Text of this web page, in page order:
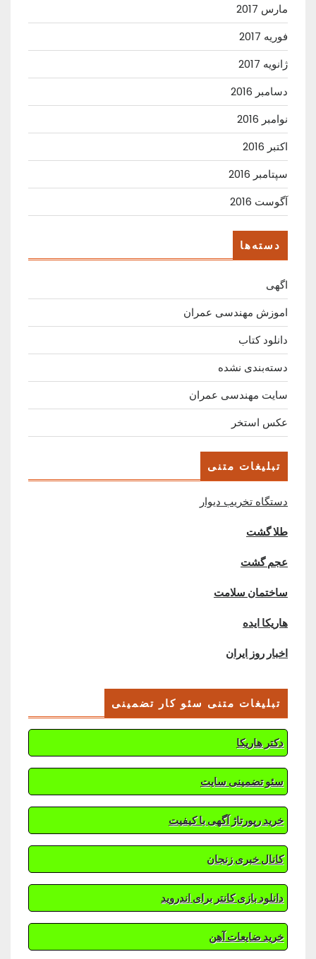
مارس 2017
فوریه 2017
ژانویه 2017
دسامبر 2016
نوامبر 2016
اکتبر 2016
سپتامبر 2016
آگوست 2016
دسته‌ها
اگهی
اموزش مهندسی عمران
دانلود کتاب
دسته‌بندی نشده
سایت مهندسی عمران
عکس استخر
تبلیغات متنی
دستگاه تخریب دیوار
طلا گشت
عجم گشت
ساختمان سلامت
هاریکا ایده
اخبار روز ایران
تبلیغات متنی سئو کار تضمینی
دکتر هاریکا
سئو تضمینی سایت
خرید رپورتاژ آگهی با کیفیت
کانال خبری زنجان
دانلود بازی کانتر برای اندروید
خرید ضایعات آهن